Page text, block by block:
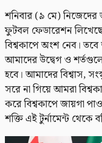
শনিবার (৯ মে) নিজেদের
ফুটবল ফেডারেশন
বিশ্বকাপে অংশ নেব।
আমাদের উদ্বেগ ও
হবে। আমাদের বিশ্বাস,
সরে না গিয়ে আমরা
করে বিশ্বকাপে জায়গা
শক্তি এই টুর্নামেন্ট থেকে